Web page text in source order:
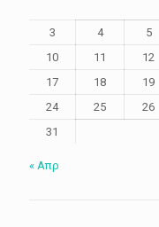
3
4 5
10
11 12
17
18 19
24
25 26
31
« Απρ